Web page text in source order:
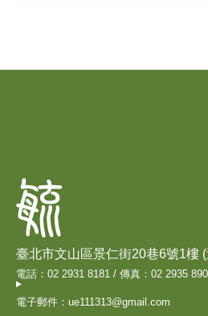
臺北市文山區景仁街20巷6號1樓
電話：02 2931 8181 / 傳真：02 2935
電子郵件：ue111313@gmail.com